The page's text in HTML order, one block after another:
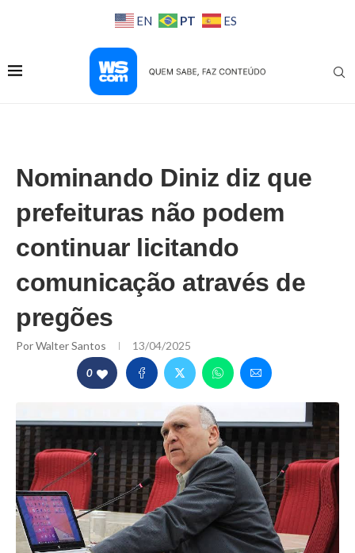
EN PT ES
Nominando Diniz diz que
prefeituras não podem
continuar licitando
comunicação através de
pregões
PorWalter Santos 13/04/2025
0